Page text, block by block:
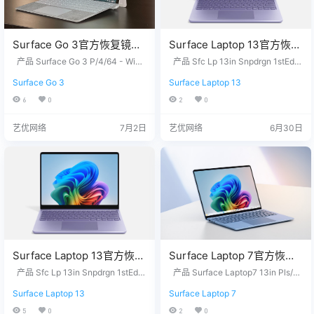
Surface Go 3官方恢复镜像
25H2版本
026.407.11949418.zip网盘
下载
产品 Surface Go 3 P/4/64 - Wind
5H2 没有找到您需要的文件？ 请联
系我们，提供您设备上的12位产品
7650007 站长推荐 1. 购买之前请
任何问题请联系我们，服…
Surface Go 3
6 0
艺优网络 7月2日
Surface Laptop 13官方恢复
镜像24H2版本
thSnapdragon_BMR_12010
_2026.127.11629989.zip网
产品 Sfc Lp 13in Snpdrgn 1stEd
ion 25H2 没有找到您需要的文件？
请联系我们，提供您设备上的12位
87650007 站长推荐 1. 购买之前请
Surface Laptop 13
2 0
艺优网络 6月30日
Surface Laptop 13官方恢复
镜像24H2版本
thSnapdragon_BMR_12010
产品 Sfc Lp 13in Snpdrgn 1stEd
ion 24H2 没有找到您需要的文
件？ 请联系我们，提供您设备上的1
Surface Laptop 13
5 0
Surface Laptop 7官方恢复
镜像25H2版本
0_2026.323.11815467.zip网
产品 Surface Laptop7 13in Pls/1
25H2 Surface Laptop7 15in BSKU
- Windows 11 Home Version 25H2
Surface Laptop 7
2 0